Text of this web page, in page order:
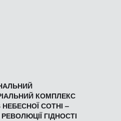
КОМПЛЕКС
НЕБЕСНОЇ СОТНІ –
ГІДНОСТІ